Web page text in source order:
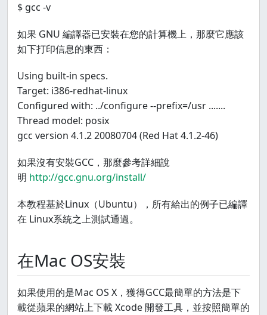
$ gcc -v
如果 GNU 編譯器已安裝在您的計算機上，那麼它應該
如下打印信息的東西：
Using built-in specs.
Target: i386-redhat-linux
Configured with: ../configure --prefix=/usr .......
Thread model: posix
gcc version 4.1.2 20080704 (Red Hat 4.1.2-46)
如果沒有安裝GCC，那麼參考詳細說
明 http://gcc.gnu.org/install/
本教程基於Linux（Ubuntu），所有給出的例子已編譯
在 Linux系統之上測試通過。
在Mac OS安裝
如果使用的是Mac OS X，獲得GCC最簡單的方法是下
載從蘋果的網站上下載 Xcode 開發工具，並按照簡單的